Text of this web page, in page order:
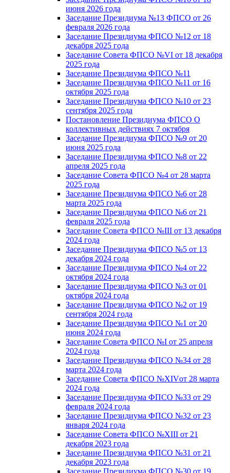
июня 2026 года
Заседание Президиума №13 ФПСО от 26
февраля 2026 года
Заседание Президиума ФПСО №12 от 18
декабря 2025 года
Заседание Совета ФПСО №VI от 18 декабря
2025 года
Заседание Президиума ФПСО №11
Заседание Президиума ФПСО №11 от 16
октября 2025 года
Заседание Президиума ФПСО №10 от 23
сентября 2025 года
Постановление Президиума ФПСО О
коллективных действиях 7 октября
Заседание Президиума ФПСО №9 от 20
июня 2025 года
Заседание Президиума ФПСО №8 от 22
апреля 2025 года
Заседание Совета ФПСО №4 от 28 марта
2025 года
Заседание Президиума ФПСО №6 от 28
марта 2025 года
Заседание Президиума ФПСО №6 от 21
февраля 2025 года
Заседание Совета ФПСО №III от 13 декабря
2024 года
Заседание Президиума ФПСО №5 от 13
декабря 2024 года
Заседание Президиума ФПСО №4 от 22
октября 2024 года
Заседание Президиума ФПСО №3 от 01
октября 2024 года
Заседание Президиума ФПСО №2 от 19
сентября 2024 года
Заседание Президиума ФПСО №1 от 20
июня 2024 года
Заседание Совета ФПСО №I от 25 апреля
2024 года
Заседание Президиума ФПСО №34 от 28
марта 2024 года
Заседание Совета ФПСО №XIVот 28 марта
2024 года
Заседание Президиума ФПСО №33 от 29
февраля 2024 года
Заседание Президиума ФПСО №32 от 23
января 2024 года
Заседание Совета ФПСО №XIII от 21
декабря 2023 года
Заседание Президиума ФПСО №31 от 21
декабря 2023 года
Заседание Президиума ФПСО №30 от 19